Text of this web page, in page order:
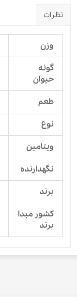
نظرات
وزن
گونه
حیوان
طعم
نوع
ویتامین
نگهدارنده
برند
کشور مبدا
برند